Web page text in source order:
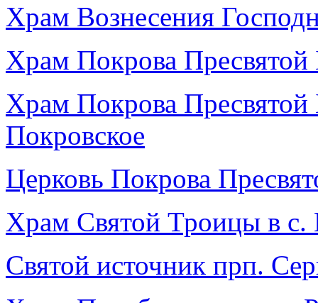
Храм Вознесения
Храм Покрова
Храм Покрова
Покровское
Церковь Покрова
Храм Святой Троицы в с.
Святой источник прп.